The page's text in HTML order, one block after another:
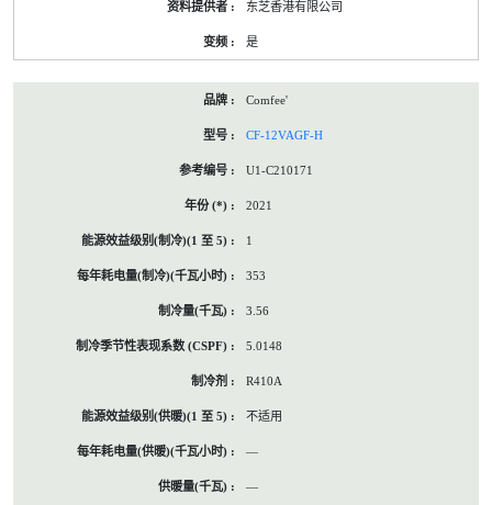
东芝香港有限公司
是
Comfee'
CF-12VAGF-H
U1-C210171
2021
1
353
3.56
5.0148
R410A
不适用
—
—